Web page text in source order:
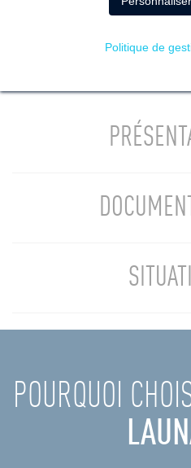
RECEVOIR
POURQUOI
Politique de